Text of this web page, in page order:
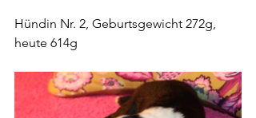
Hündin Nr. 2, Geburtsgewicht 272g,
heute 614g